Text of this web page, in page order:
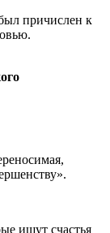
причислен к
ищут счастья